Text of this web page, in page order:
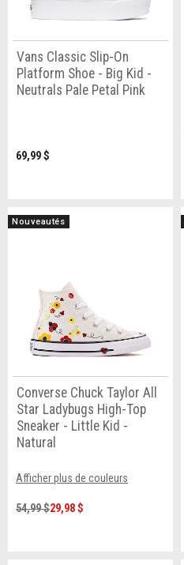
Vans Classic Slip-On
Platform Shoe - Big Kid -
Neutrals Pale Petal Pink
69,99 $
Nouveautés
Converse Chuck Taylor All
Star Ladybugs High-Top
Sneaker - Little Kid -
Natural
Afficher plus de couleurs
54,99 $29,98 $